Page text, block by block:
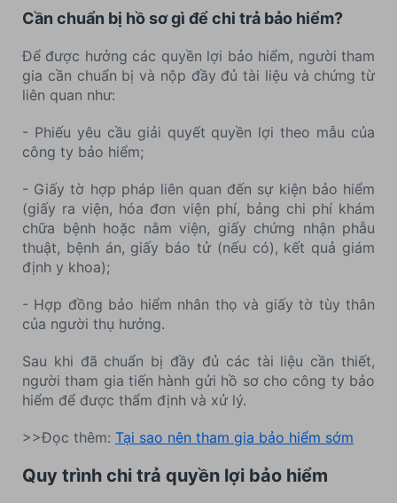
Cần chuẩn bị hồ sơ gì để chi trả bảo hiểm?
Để được hưởng các quyền lợi bảo hiểm, người tham
gia cần chuẩn bị và nộp đầy đủ tài liệu và chứng từ
liên quan như:
- Phiếu yêu cầu giải quyết quyền lợi theo mẫu của
công ty bảo hiểm;
- Giấy tờ hợp pháp liên quan đến sự kiện bảo hiểm
(giấy ra viện, hóa đơn viện phí, bảng chi phí khám
chữa bệnh hoặc nằm viện, giấy chứng nhận phẫu
thuật, bệnh án, giấy báo tử (nếu có), kết quả giám
định y khoa);
- Hợp đồng bảo hiểm nhân thọ và giấy tờ tùy thân
của người thụ hưởng.
Sau khi đã chuẩn bị đầy đủ các tài liệu cần thiết,
người tham gia tiến hành gửi hồ sơ cho công ty bảo
hiểm để được thẩm định và xử lý.
>>Đọc thêm: Tại sao nên tham gia bảo hiểm sớm
Quy trình chi trả quyền lợi bảo hiểm